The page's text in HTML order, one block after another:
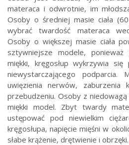
materaca i odwrotnie, im
Osoby o średniej masie ciała
wybrać twardość materaca
Osoby o większej masie ciała
sztywniejsze modele,
miękki, kręgosłup wykrzywia
niewystarczającego
uwięzienia nerwów,
przebudzeniu. Osoby z
miękki model. Zbyt twardy
ustępować pod niewielkim
kręgosłupa, napięcie mięśni w
słabe krążenie, drętwienie i obrzęki.